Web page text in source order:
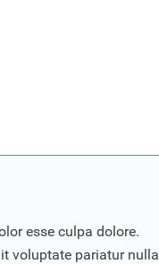
esse culpa dolore.
voluptate pariatur nulla